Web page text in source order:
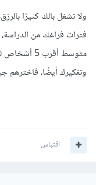
ولا تشغل بالك كثيرًا
فترات فراغك من
متوسط
وتفكيرك أيضًا، فاخترهم
اقتباس